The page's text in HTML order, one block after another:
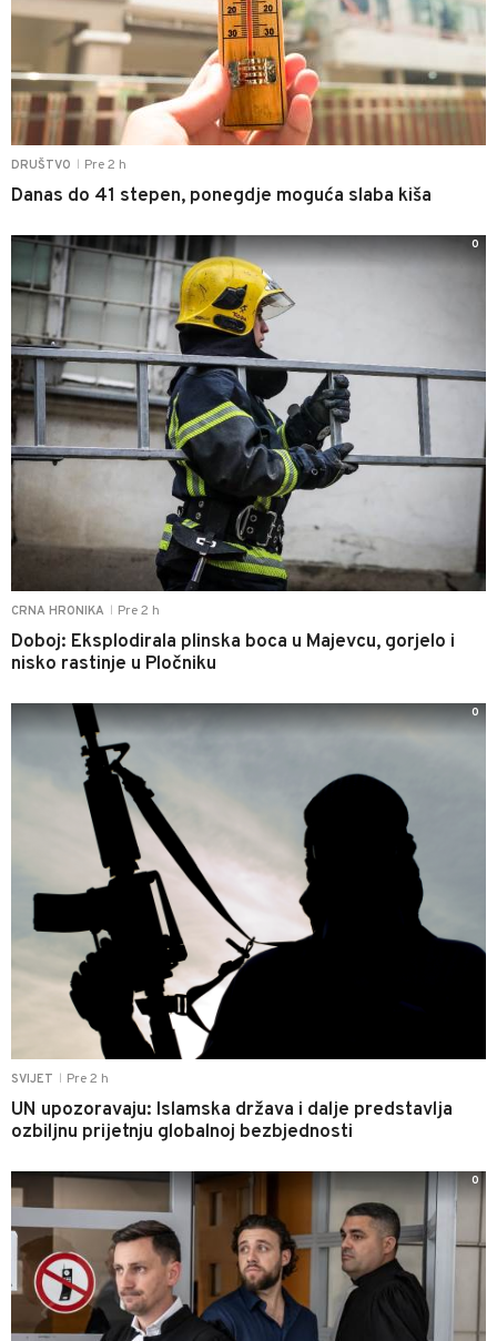
DRUŠTVO Pre 2 h
Danas do 41 stepen, ponegdje moguća slaba kiša
CRNA HRONIKA Pre 2 h
Doboj: Eksplodirala plinska boca u Majevcu, gorjelo i
nisko rastinje u Pločniku
0
SVIJET Pre 2 h
UN upozoravaju: Islamska država i dalje predstavlja
ozbiljnu prijetnju globalnoj bezbjednosti
0
0